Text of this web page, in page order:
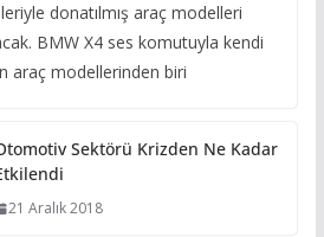
donatılmış araç modelleri
BMW X4 ses komutuyla kendi
araç modellerinden biri
Sektörü Krizden Ne Kadar
21 Aralık 2018